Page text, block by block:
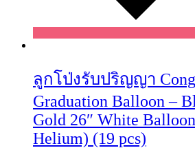
ลูกโป่งรับปริญญา
Graduation Balloon –
Gold 26″ White
Helium) (19 pcs)